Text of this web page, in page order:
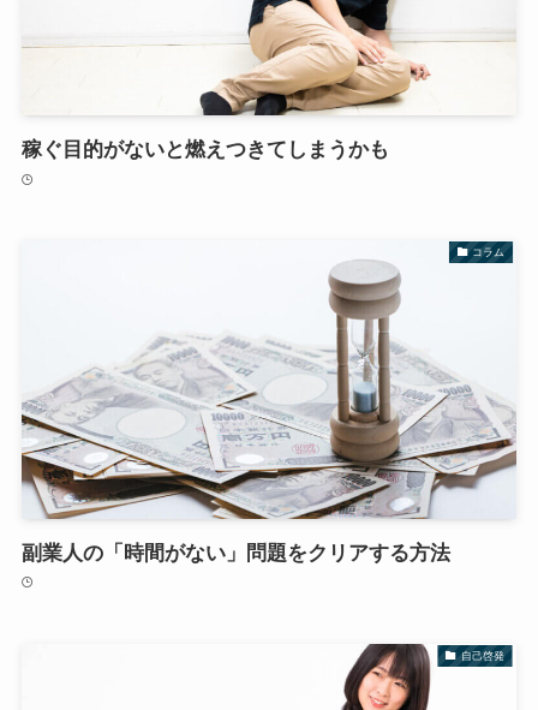
稼ぐ目的がないと燃えつきてしまうかも
コラム
副業人の「時間がない」問題をクリアする方法
自己啓発